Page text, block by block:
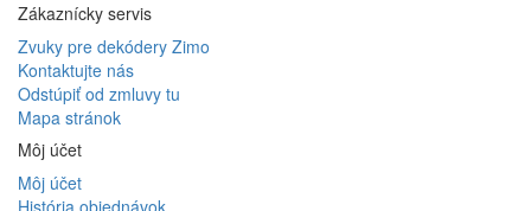
Zákaznícky servis
Zvuky pre dekódery Zimo
Kontaktujte nás
Odstúpiť od zmluvy tu
Mapa stránok
Môj účet
Môj účet
História objednávok